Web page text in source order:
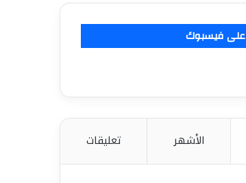
على فيسبوك
الأشهر تعليقات